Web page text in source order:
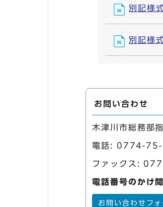
別記様
別記様
お問い合わせ
木津川市総務部
電話: 0774-
ファックス:
電話番号のかけ
お問い合わせフォ